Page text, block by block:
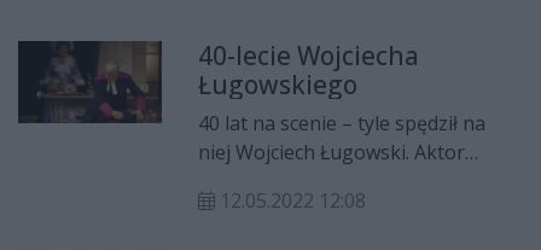
40-lecie Wojciecha
Ługowskiego
40 lat na scenie – tyle spędził na
niej Wojciech Ługowski. Aktor
będzie świętował wraz z
12.05.2022 12:08